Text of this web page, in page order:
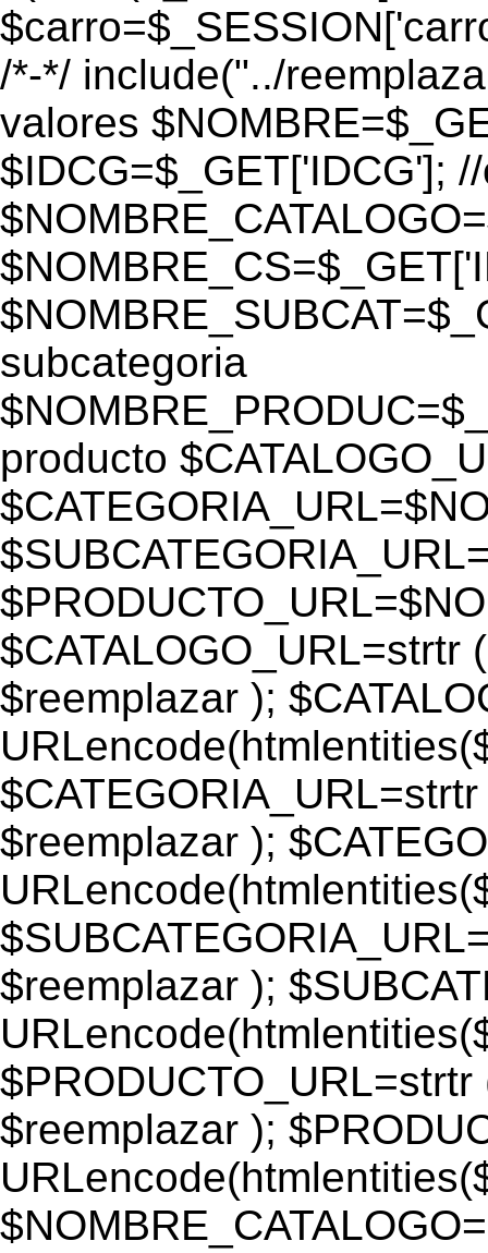
/*-*/ include("../
valores
$IDCG=$_GET['IDCG'];
subcategoria
producto
$CATALOGO_URL=strtr
$reemplazar );
$reemplazar );
$reemplazar );
$reemplazar );